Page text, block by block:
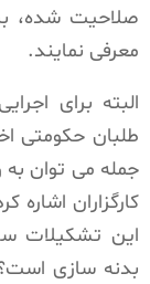
صلاحیت شده،
معرفی نمایند.
البته برای
طلبان حکومتی
جمله می توان
کارگزاران
این تشکیلات
بدنه سازی